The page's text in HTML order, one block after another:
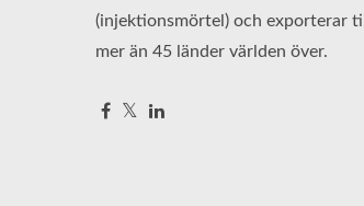
(injektionsmörtel) och exporterar till
mer än 45 länder världen över.